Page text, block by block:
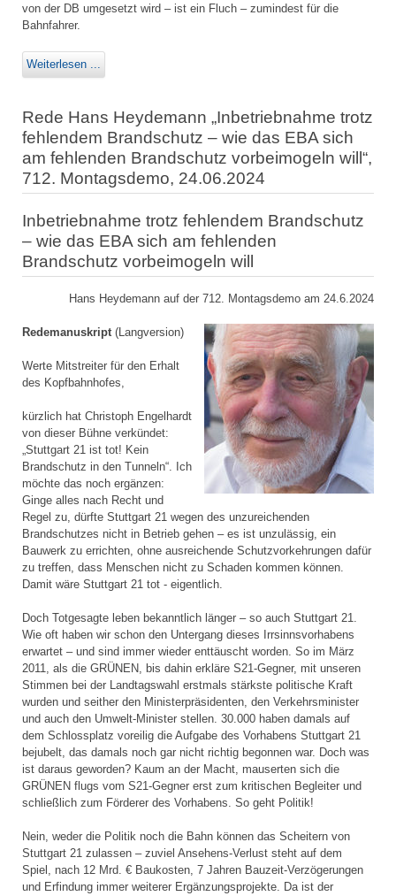
von der DB umgesetzt wird – ist ein Fluch – zumindest für die
Bahnfahrer.
Weiterlesen ...
Rede Hans Heydemann „Inbetriebnahme trotz
fehlendem Brandschutz – wie das EBA sich
am fehlenden Brandschutz vorbeimogeln will“,
712. Montagsdemo, 24.06.2024
Inbetriebnahme trotz fehlendem Brandschutz
– wie das EBA sich am fehlenden
Brandschutz vorbeimogeln will
Hans Heydemann auf der 712. Montagsdemo am 24.6.2024
Redemanuskript (Langversion)
Werte Mitstreiter für den Erhalt
des Kopfbahnhofes,
kürzlich hat Christoph Engelhardt
von dieser Bühne verkündet:
„Stuttgart 21 ist tot! Kein
Brandschutz in den Tunneln“. Ich
möchte das noch ergänzen:
Ginge alles nach Recht und
Regel zu, dürfte Stuttgart 21 wegen des unzureichenden
Brandschutzes nicht in Betrieb gehen – es ist unzulässig, ein
Bauwerk zu errichten, ohne ausreichende Schutzvorkehrungen dafür
zu treffen, dass Menschen nicht zu Schaden kommen können.
Damit wäre Stuttgart 21 tot - eigentlich.
Doch Totgesagte leben bekanntlich länger – so auch Stuttgart 21.
Wie oft haben wir schon den Untergang dieses Irrsinnsvorhabens
erwartet – und sind immer wieder enttäuscht worden. So im März
2011, als die GRÜNEN, bis dahin erkläre S21-Gegner, mit unseren
Stimmen bei der Landtagswahl erstmals stärkste politische Kraft
wurden und seither den Ministerpräsidenten, den Verkehrsminister
und auch den Umwelt-Minister stellen. 30.000 haben damals auf
dem Schlossplatz voreilig die Aufgabe des Vorhabens Stuttgart 21
bejubelt, das damals noch gar nicht richtig begonnen war. Doch was
ist daraus geworden? Kaum an der Macht, mauserten sich die
GRÜNEN flugs vom S21-Gegner erst zum kritischen Begleiter und
schließlich zum Förderer des Vorhabens. So geht Politik!
Nein, weder die Politik noch die Bahn können das Scheitern von
Stuttgart 21 zulassen – zuviel Ansehens-Verlust steht auf dem
Spiel, nach 12 Mrd. € Baukosten, 7 Jahren Bauzeit-Verzögerungen
und Erfindung immer weiterer Ergänzungsprojekte. Da ist der